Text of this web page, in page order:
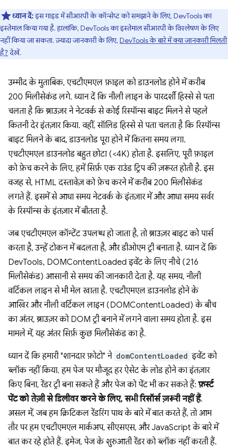
ध्यान दें:इस गाइड में सीआरपी के कॉन्सेप्ट को समझाने के लिए, DevTools का
इस्तेमाल किया गया है. हालांकि, DevTools का इस्तेमाल सीआरपी के विश्लेषण के लिए
नहीं किया जा सकता. ज़्यादा जानकारी के लिए, DevTools के बारे में क्या जानकारी मिलती
है?देखें.
उम्मीद के मुताबिक, एचटीएमएल फ़ाइल को डाउनलोड होने में करीब
200 मिलीसेकंड लगे. ध्यान दें कि नीली लाइन के पारदर्शी हिस्से से पता
चलता है कि ब्राउज़र ने नेटवर्क से कोई रिस्पॉन्स बाइट मिलने से पहले
कितनी देर इंतज़ार किया. वहीं, सॉलिड हिस्से से पता चलता है कि रिस्पॉन्स
बाइट मिलने के बाद, डाउनलोड पूरा होने में कितना समय लगा.
एचटीएमएल डाउनलोड बहुत छोटा (<4K) होता है. इसलिए, पूरी फ़ाइल
को फ़ेच करने के लिए, हमें सिर्फ़ एक राउंड ट्रिप की ज़रूरत होती है. इस
वजह से, HTML दस्तावेज़ को फ़ेच करने में करीब 200 मिलीसेकंड
लगते हैं. इसमें से आधा समय नेटवर्क के इंतज़ार में और आधा समय सर्वर
के रिस्पॉन्स के इंतज़ार में बीतता है.
जब एचटीएमएल कॉन्टेंट उपलब्ध हो जाता है, तो ब्राउज़र बाइट को पार्स
करता है, उन्हें टोकन में बदलता है, और डीओएम ट्री बनाता है. ध्यान दें कि
DevTools, DOMContentLoaded इवेंट के लिए नीचे (216
मिलीसेकंड) आसानी से समय की जानकारी देता है. यह समय, नीली
वर्टिकल लाइन से भी मेल खाता है. एचटीएमएल डाउनलोड होने के
आखिर और नीली वर्टिकल लाइन (DOMContentLoaded) के बीच
का अंतर, ब्राउज़र को DOM ट्री बनाने में लगने वाला समय होता है. इस
मामले में, यह अंतर सिर्फ़ कुछ मिलीसेकंड का है.
ध्यान दें कि हमारी "शानदार फ़ोटो" ने domContentLoaded इवेंट को
ब्लॉक नहीं किया. हम पेज पर मौजूद हर ऐसेट के लोड होने का इंतज़ार
किए बिना, रेंडर ट्री बना सकते हैं और पेज को पेंट भी कर सकते हैं:फ़र्स्ट
पेंट को तेज़ी से डिलीवर करने के लिए, सभी रिसॉर्स ज़रूरी नहीं हैं.
असल में, जब हम क्रिटिकल रेंडरिंग पाथ के बारे में बात करते हैं, तो आम
तौर पर हम एचटीएमएल मार्कअप, सीएसएस, और JavaScript के बारे में
बात कर रहे होते हैं. इमेज, पेज के शुरुआती रेंडर को ब्लॉक नहीं करती हैं.